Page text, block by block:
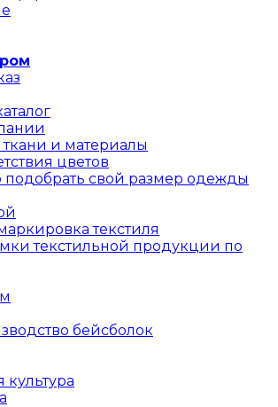
и материалы
цветов
подобрать свой размер одежды
текстиля
текстильной продукции по
бейсболок
культура